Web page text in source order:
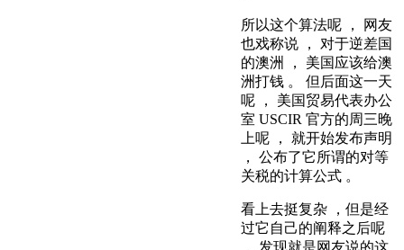
所以这个算法呢 ， 网友
也戏称说 ， 对于逆差国
的澳洲 ， 美国应该给澳
洲打钱 。 但后面这一天
呢 ， 美国贸易代表办公
室 USCIR 官方的周三晚
上呢 ， 就开始发布声明
， 公布了它所谓的对等
关税的计算公式 。
看上去挺复杂 ，但是经
过它自己的阐释之后呢
， 发现就是网友说的这